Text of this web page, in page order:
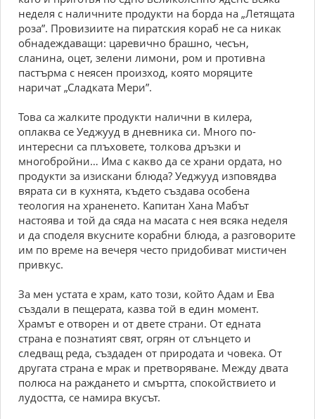
неделя с наличните продукти на борда на „Летящата
роза”. Провизиите на пиратския кораб не са никак
обнадеждаващи: царевично брашно, чесън,
сланина, оцет, зелени лимони, ром и противна
пастърма с неясен произход, която моряците
наричат „Сладката Мери”.
Това са жалките продукти налични в килера,
оплаква се Уеджууд в дневника си. Много по-
интересни са плъховете, толкова дръзки и
многобройни… Има с какво да се храни ордата, но
продукти за изискани блюда? Уеджууд изповядва
вярата си в кухнята, където създава особена
теология на храненето. Капитан Хана Мабът
настоява и той да сяда на масата с нея всяка неделя
и да споделя вкусните корабни блюда, а разговорите
им по време на вечеря често придобиват мистичен
привкус.
За мен устата е храм, като този, който Адам и Ева
създали в пещерата, казва той в един момент.
Храмът е отворен и от двете страни. От едната
страна е познатият свят, огрян от слънцето и
следващ реда, създаден от природата и човека. От
другата страна е мрак и претворяване. Между двата
полюса на раждането и смъртта, спокойствието и
лудостта, се намира вкусът.